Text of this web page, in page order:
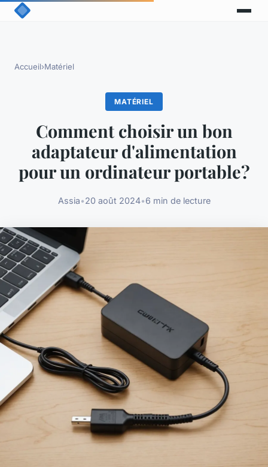
Accueil›Matériel
MATÉRIEL
Comment choisir un bon
adaptateur d'alimentation
pour un ordinateur portable?
Assia•20 août 2024•6 min de lecture